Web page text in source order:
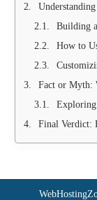
Building
How to
Fact or Myth:
Exploring
Final Verdict: